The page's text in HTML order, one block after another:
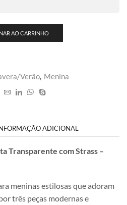
AO CARRINHO
Verão, Menina
ADICIONAL
Transparente com Strass –
meninas estilosas que adoram
três peças modernas e